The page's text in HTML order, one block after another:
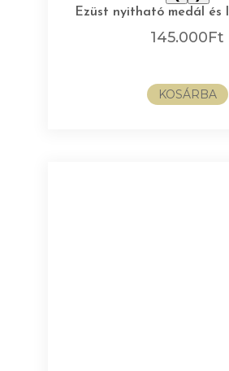
Ezüst nyitható medál és
145.000Ft
KOSÁRBA